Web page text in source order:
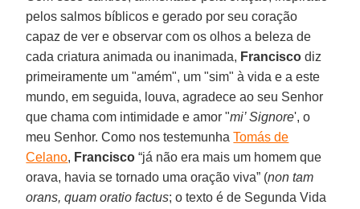
pelos salmos bíblicos e gerado por seu coração
capaz de ver e observar com os olhos a beleza de
cada criatura animada ou inanimada, Francisco diz
primeiramente um "amém", um "sim" à vida e a este
mundo, em seguida, louva, agradece ao seu Senhor
que chama com intimidade e amor "mi’ Signore', o
meu Senhor. Como nos testemunhaTomás de
Celano, Francisco “já não era mais um homem que
orava, havia se tornado uma oração viva” (non tam
orans, quam oratio factus; o texto é de Segunda Vida